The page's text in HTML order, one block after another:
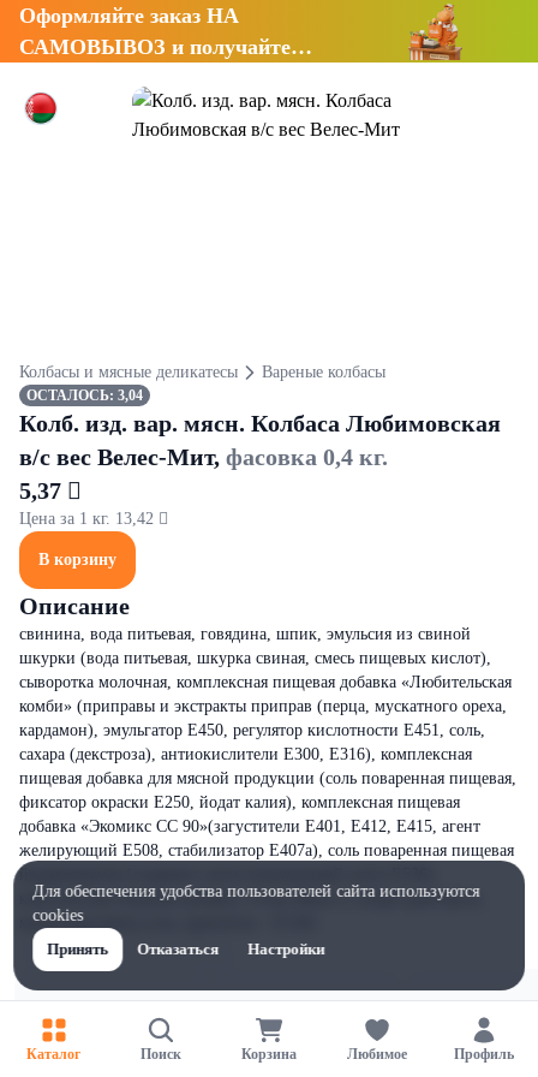
Оформляйте заказ НА
САМОВЫВОЗ и получайте
Колбасы и мясные деликатесы Вареные колбасы
ОСТАЛОСЬ: 3,04
Колб. изд. вар. мясн. Колбаса Любимовская
в/с вес Велес-Мит, фасовка 0,4 кг.
5,37 
Цена за 1 кг. 13,42 
В корзину
Описание
свинина, вода питьевая, говядина, шпик, эмульсия из свиной
шкурки (вода питьевая, шкурка свиная, смесь пищевых кислот),
сыворотка молочная, комплексная пищевая добавка «Любительская
комби» (приправы и экстракты приправ (перца, мускатного ореха,
кардамон), эмульгатор Е450, регулятор кислотности Е451, соль,
сахара (декстроза), антиокислители Е300, Е316), комплексная
пищевая добавка для мясной продукции (соль поваренная пищевая,
фиксатор окраски Е250, йодат калия), комплексная пищевая
добавка «Экомикс СС 90»(загустители Е401, Е412, Е415, агент
желирующий Е508, стабилизатор Е407а), соль поваренная пищевая
йодированная (содержит антислеживающий агент Е536),
комплексная пищевая добавка «Спец Микс»( сахара (декстроза,
мальтодекстрин),соль, краситель – Е120)
Каталог Поиск Корзина Любимое Профиль
Для обеспечения удобства пользователей сайта используются
cookies
Принять
Отказаться Настройки